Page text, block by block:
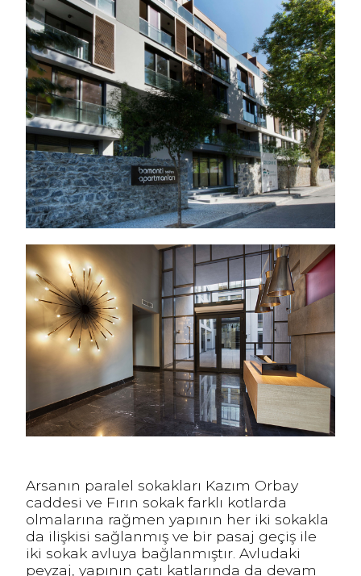
Arsanın paralel sokakları Kazım Orbay
caddesi ve Fırın sokak farklı kotlarda
olmalarına rağmen yapının her iki sokakla
da ilişkisi sağlanmış ve bir pasaj geçiş ile
iki sokak avluya bağlanmıştır. Avludaki
peyzaj, yapının çatı katlarında da devam